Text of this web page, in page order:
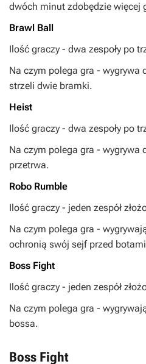
dwóch minut zdobędzie więcej
Brawl Ball
Ilość graczy - dwa zespoły po
Na czym polega gra - wygrywa
strzeli dwie bramki.
Heist
Ilość graczy - dwa zespoły po
Na czym polega gra - wygrywa
przetrwa.
Robo Rumble
Ilość graczy - jeden zespół
Na czym polega gra -
ochronią swój sejf przed
Boss Fight
Ilość graczy - jeden zespół
Na czym polega gra -
bossa.
Boss Fight